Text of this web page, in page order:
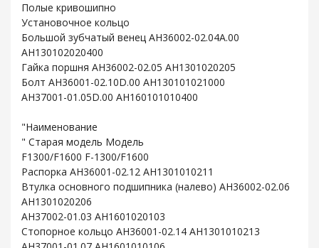
Полые кривошипно
Установочное кольцо
Большой зубчатый венец AH36002-02.04A.00
AH130102020400
Гайка поршня AH36002-02.05 AH1301020205
Болт AH36001-02.10D.00 AH130101021000
AH37001-01.05D.00 AH160101010400
"Наименование
" Старая модель Модель
F1300/F1600 F-1300/F1600
Распорка AH36001-02.12 AH1301010211
Втулка основного подшипника (налево) AH36002-02.06
AH1301020206
AH37002-01.03 AH1601020103
Стопорное кольцо AH36001-02.14 AH1301010213